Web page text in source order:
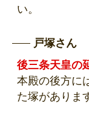
い。
戸塚さん
後三条天皇の
本殿の後方に
た塚がありま